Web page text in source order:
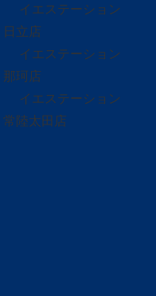
イエステーション
日立店
イエステーション
那珂店
イエステーション
常陸太田店